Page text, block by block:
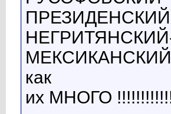
ПРЕЗИДЕНСКИЙ
МЕКСИКАНСКИЙ
как
их МНОГО